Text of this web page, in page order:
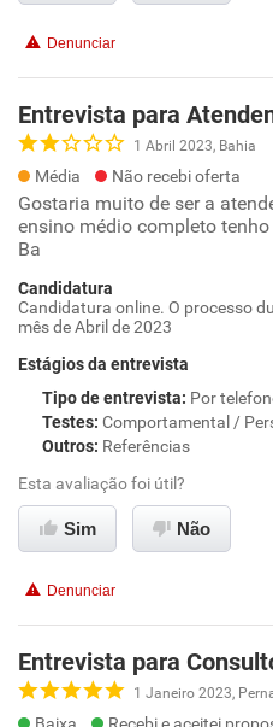
Denunciar
Entrevista para
1 Abril 2023, Bahia
Média Não recebi oferta
Gostaria muito de ser a
ensino médio completo
Ba
Candidatura
Candidatura online. O processo
mês de Abril de 2023
Estágios da entrevista
Tipo de entrevista: Por
Testes: Comportamental /
Outros: Referências
Esta avaliação foi útil?
Sim Não
Denunciar
Entrevista para
1 Janeiro 2023,